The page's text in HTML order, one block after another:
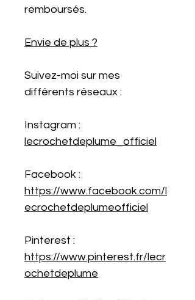
remboursés.
Envie de plus ?
Suivez-moi sur mes
différents réseaux :
Instagram :
lecrochetdeplume_officiel
Facebook :
https://www.facebook.com/l
ecrochetdeplumeofficiel
Pinterest :
https://www.pinterest.fr/lecr
ochetdeplume